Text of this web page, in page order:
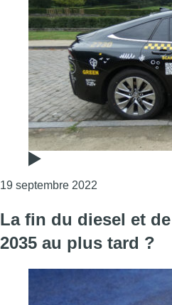
19 septembre 2022
La fin du diesel et
2035 au plus tard ?